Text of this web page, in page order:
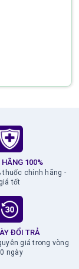
100%
thuốc chính hãng -
giá tốt
ĐỔI TRẢ
giá trong vòng
ngày